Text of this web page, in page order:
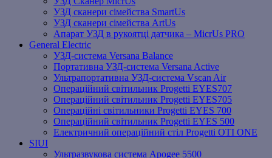
УЗД сканери сімейства SmartUs
УЗД сканери сімейства ArtUs
Апарат УЗД в рукоятці датчика – MicrUs PRO
General Electric
УЗД-система Versana Balance
Портативна УЗД-система Versana Active
Ультрапортативна УЗД-система Vscan Air
Операційний світильник Progetti EYES707
Операційний світильник Progetti EYES705
Операційні світильники Progetti EYES 700
Операційний світильник Progetti EYES 500
Електричний операційний стіл Progetti OTI ONE
SIUI
Ультразвукова система Apogee 5500